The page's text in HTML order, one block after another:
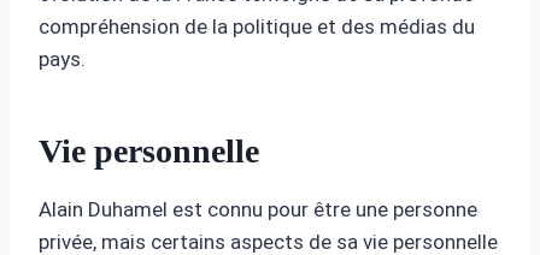
compréhension de la politique et des médias du
pays.
Vie personnelle
Alain Duhamel est connu pour être une personne
privée, mais certains aspects de sa vie personnelle